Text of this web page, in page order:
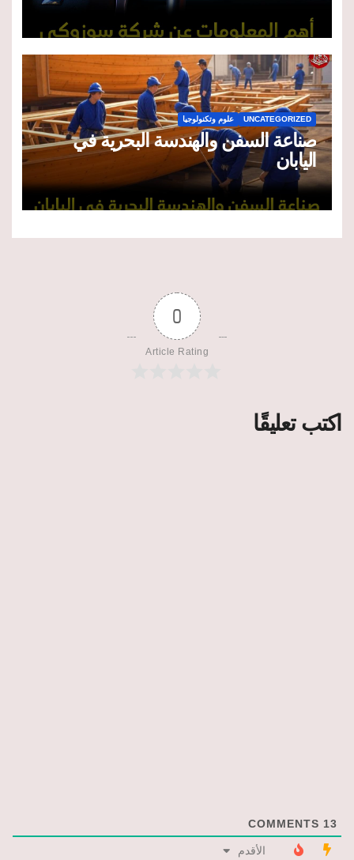
UNCATEGORIZED علوم وتكنولوجيا
صناعة السفن والهندسة البحرية في
اليابان
0
Article Rating
اكتب تعليقًا
13
الأقدم